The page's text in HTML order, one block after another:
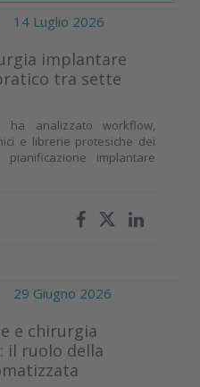
14 Luglio 2026
implantare
tra sette
ha analizzato workflow,
e librerie protesiche dei
implantare
29 Giugno 2026
e chirurgia
il ruolo della